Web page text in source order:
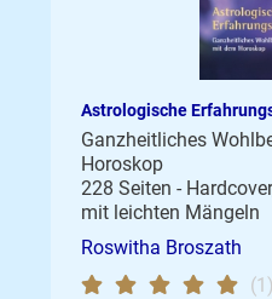
Astrologische
Ganzheitliches
Horoskop
228 Seiten -
mit leichten Mängeln
Roswitha Broszath
(1)